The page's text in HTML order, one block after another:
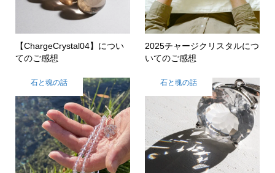
【ChargeCrystal04】につい
てのご感想
2025チャージクリスタルにつ
いてのご感想
石と魂の話 石と魂の話